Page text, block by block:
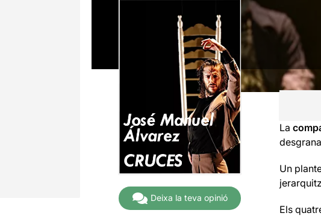
Deixa la teva opinió
La
Un
Els